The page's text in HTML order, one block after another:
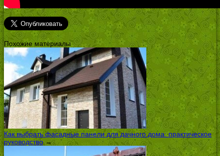
Похожие материалы
Как выбрать фасадные панели для дачного дома: практическое
руководство→